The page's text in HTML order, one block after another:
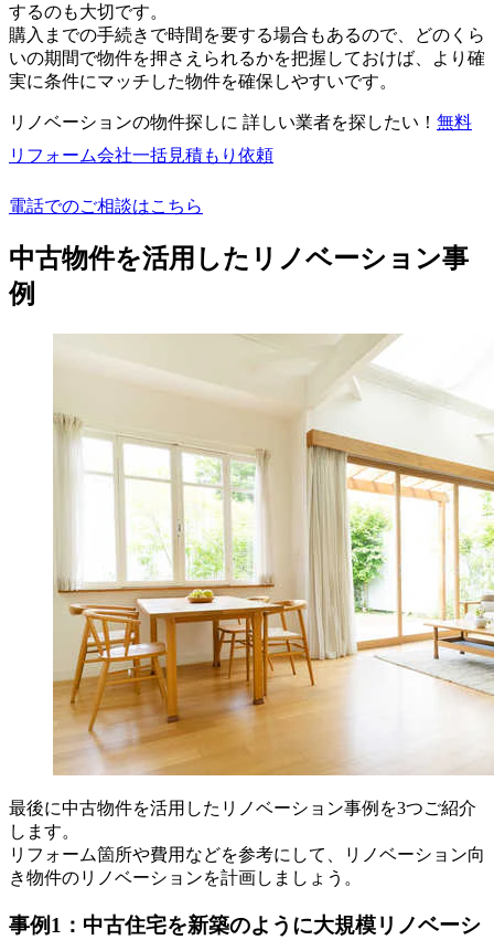
するのも大切です。
購入までの手続きで時間を要する場合もあるので、どのくら
いの期間で物件を押さえられるかを把握しておけば、より確
実に条件にマッチした物件を確保しやすいです。
リノベーションの物件探しに 詳しい業者を探したい！ 無料
リフォーム会社一括見積もり依頼
電話でのご相談はこちら
中古物件を活用したリノベーション事
例
最後に中古物件を活用したリノベーション事例を3つご紹介
します。
リフォーム箇所や費用などを参考にして、リノベーション向
き物件のリノベーションを計画しましょう。
事例1：中古住宅を新築のように大規模リノベーシ